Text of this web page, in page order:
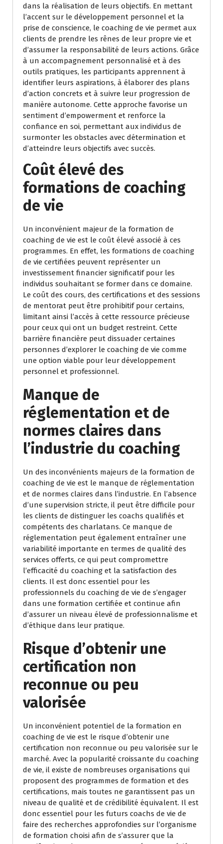
dans la réalisation de leurs objectifs. En mettant
l’accent sur le développement personnel et la
prise de conscience, le coaching de vie permet aux
clients de prendre les rênes de leur propre vie et
d’assumer la responsabilité de leurs actions. Grâce
à un accompagnement personnalisé et à des
outils pratiques, les participants apprennent à
identifier leurs aspirations, à élaborer des plans
d’action concrets et à suivre leur progression de
manière autonome. Cette approche favorise un
sentiment d’empowerment et renforce la
confiance en soi, permettant aux individus de
surmonter les obstacles avec détermination et
d’atteindre leurs objectifs avec succès.
Coût élevé des
formations de coaching
de vie
Un inconvénient majeur de la formation de
coaching de vie est le coût élevé associé à ces
programmes. En effet, les formations de coaching
de vie certifiées peuvent représenter un
investissement financier significatif pour les
individus souhaitant se former dans ce domaine.
Le coût des cours, des certifications et des sessions
de mentorat peut être prohibitif pour certains,
limitant ainsi l’accès à cette ressource précieuse
pour ceux qui ont un budget restreint. Cette
barrière financière peut dissuader certaines
personnes d’explorer le coaching de vie comme
une option viable pour leur développement
personnel et professionnel.
Manque de
réglementation et de
normes claires dans
l’industrie du coaching
Un des inconvénients majeurs de la formation de
coaching de vie est le manque de réglementation
et de normes claires dans l’industrie. En l’absence
d’une supervision stricte, il peut être difficile pour
les clients de distinguer les coachs qualifiés et
compétents des charlatans. Ce manque de
réglementation peut également entraîner une
variabilité importante en termes de qualité des
services offerts, ce qui peut compromettre
l’efficacité du coaching et la satisfaction des
clients. Il est donc essentiel pour les
professionnels du coaching de vie de s’engager
dans une formation certifiée et continue afin
d’assurer un niveau élevé de professionnalisme et
d’éthique dans leur pratique.
Risque d’obtenir une
certification non
reconnue ou peu
valorisée
Un inconvénient potentiel de la formation en
coaching de vie est le risque d’obtenir une
certification non reconnue ou peu valorisée sur le
marché. Avec la popularité croissante du coaching
de vie, il existe de nombreuses organisations qui
proposent des programmes de formation et des
certifications, mais toutes ne garantissent pas un
niveau de qualité et de crédibilité équivalent. Il est
donc essentiel pour les futurs coachs de vie de
faire des recherches approfondies sur l’organisme
de formation choisi afin de s’assurer que la